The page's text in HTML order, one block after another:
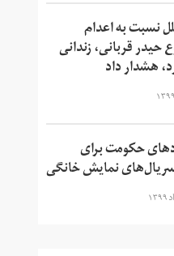
نسبت به اعدام
حیدر قربانی، زندانی
هشدار داد
حکومت برای
نمایش خانگی